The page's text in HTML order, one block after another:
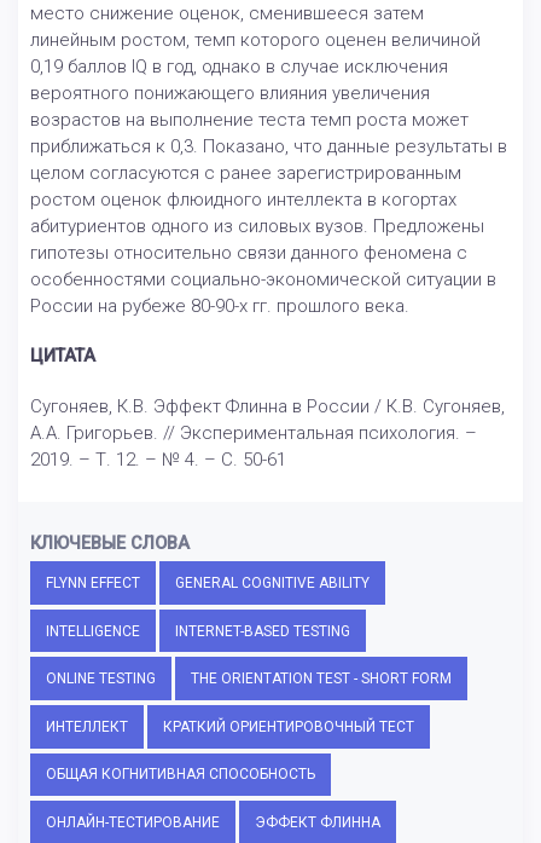
место снижение оценок, сменившееся затем
линейным ростом, темп которого оценен величиной
0,19 баллов IQ в год, однако в случае исключения
вероятного понижающего влияния увеличения
возрастов на выполнение теста темп роста может
приближаться к 0,3. Показано, что данные результаты в
целом согласуются с ранее зарегистрированным
ростом оценок флюидного интеллекта в когортах
абитуриентов одного из силовых вузов. Предложены
гипотезы относительно связи данного феномена с
особенностями социально-экономической ситуации в
России на рубеже 80-90-х гг. прошлого века.
ЦИТАТА
Сугоняев, К.В. Эффект Флинна в России / К.В. Сугоняев,
А.А. Григорьев. // Экспериментальная психология. –
2019. – Т. 12. – № 4. – С. 50-61
КЛЮЧЕВЫЕ СЛОВА
FLYNN EFFECT GENERAL COGNITIVE ABILITY
INTELLIGENCE INTERNET-BASED TESTING
ONLINE TESTING THE ORIENTATION TEST - SHORT FORM
ИНТЕЛЛЕКТ КРАТКИЙ ОРИЕНТИРОВОЧНЫЙ ТЕСТ
ОБЩАЯ КОГНИТИВНАЯ СПОСОБНОСТЬ
ОНЛАЙН-ТЕСТИРОВАНИЕ ЭФФЕКТ ФЛИННА